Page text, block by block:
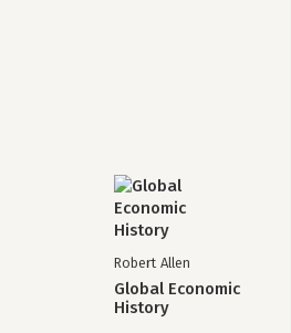
Robert Allen
Global Economic
History